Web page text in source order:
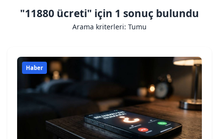
"11880 ücreti" için 1 sonuç bulundu
Arama kriterleri: Tumu
Haber